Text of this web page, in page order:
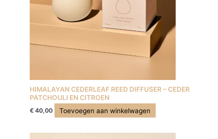
HIMALAYAN CEDERLEAF REED DIFFUSER – CEDER
PATCHOULI EN CITROEN
€ 40,00 Toevoegen aan winkelwagen